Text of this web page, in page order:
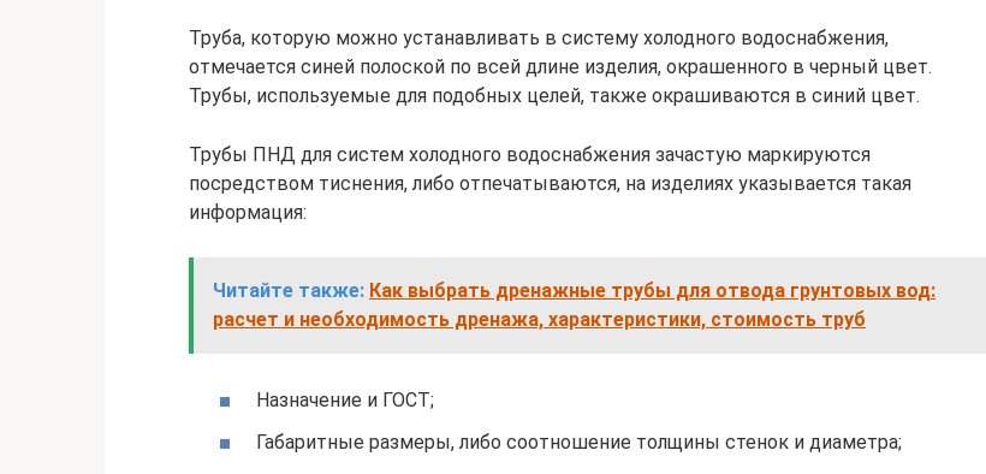
Труба, которую можно устанавливать в систему холодного водоснабжения,
отмечается синей полоской по всей длине изделия, окрашенного в черный цвет.
Трубы, используемые для подобных целей, также окрашиваются в синий цвет.
Трубы ПНД для систем холодного водоснабжения зачастую маркируются
посредством тиснения, либо отпечатываются, на изделиях указывается такая
информация:
Читайте также: Как выбрать дренажные трубы для отвода грунтовых вод:
расчет и необходимость дренажа, характеристики, стоимость труб
Назначение и ГОСТ;
Габаритные размеры, либо соотношение толщины стенок и диаметра;